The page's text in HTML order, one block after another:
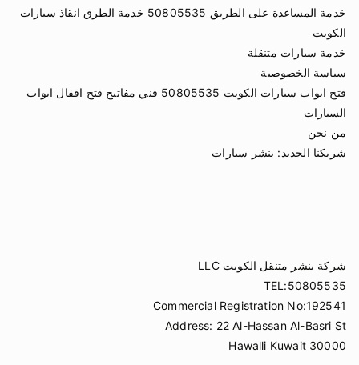
خدمة المساعدة على الطريق 50805535 خدمة الطرق انقاذ سيارات
الكويت
خدمة سيارات متنقلة
سياسة الخصوصية
فتح ابواب سيارات الكويت 50805535 فني مفاتيح فتح اقفال ابواب
السيارات
من نحن
شريكنا الجديد: بنشر سيارات
شركة بنشر متنقل الكويت LLC
TEL:50805535
Commercial Registration No:192541
Address: 22 Al-Hassan Al-Basri St
Hawalli Kuwait 30000